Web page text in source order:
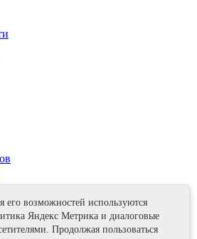
его возможностей используются
Яндекс Метрика и диалоговые
Продолжая пользоваться